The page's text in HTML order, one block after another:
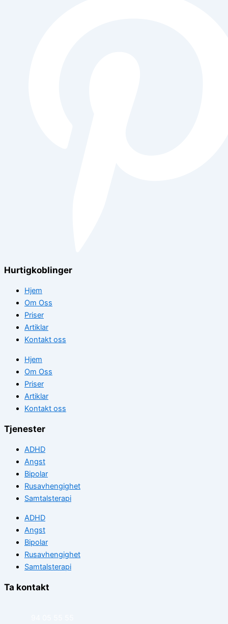
Hurtigkoblinger
Hjem
Om Oss
Priser
Artiklar
Kontakt oss
Hjem
Om Oss
Priser
Artiklar
Kontakt oss
Tjenester
ADHD
Angst
Bipolar
Rusavhengighet
Samtalsterapi
ADHD
Angst
Bipolar
Rusavhengighet
Samtalsterapi
Ta kontakt